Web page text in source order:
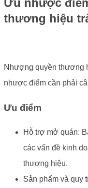
Ưu nhược
thương hiệu
Nhượng quyền thương
nhược điểm cần phải
Ưu điểm
Hỗ trợ mở quán:
các vấn đề kinh
thương hiệu.
Sản phẩm và quy